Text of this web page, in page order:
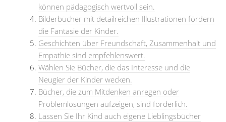
können pädagogisch wertvoll sein.
Bilderbücher mit detailreichen Illustrationen fördern
die Fantasie der Kinder.
Geschichten über Freundschaft, Zusammenhalt und
Empathie sind empfehlenswert.
Wählen Sie Bücher, die das Interesse und die
Neugier der Kinder wecken.
Bücher, die zum Mitdenken anregen oder
Problemlösungen aufzeigen, sind förderlich.
Lassen Sie Ihr Kind auch eigene Lieblingsbücher